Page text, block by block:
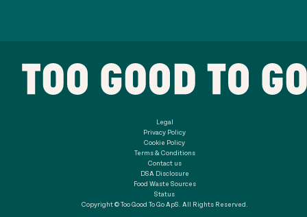
Legal
Privacy Policy
Cookie Policy
Terms & Conditions
Contact us
DSA Disclosure
Food Waste Sources
Status
Copyright © Too Good To Go ApS. All Rights Reserved.